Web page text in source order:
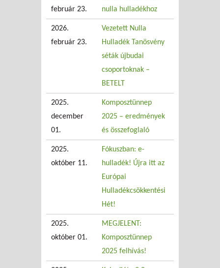
február 23.
nulla hulladékhoz
2026.
február 23.
Vezetett Nulla
Hulladék Tanösvény
séták újbudai
csoportoknak –
BETELT
2025.
december
01.
Komposztünnep
2025 – eredmények
és összefoglaló
2025.
október 11.
Fókuszban: e-
hulladék! Újra itt az
Európai
Hulladékcsökkentési
Hét!
2025.
október 01.
MEGJELENT:
Komposztünnep
2025 felhívás!